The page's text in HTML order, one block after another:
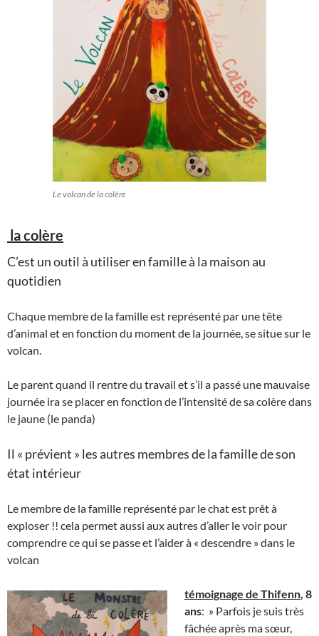
Le volcan de la colère
la colère
C’est un outil à utiliser en famille à la maison au
quotidien
Chaque membre de la famille est représenté par une tête
d’animal et en fonction du moment de la journée, se situe sur le
volcan.
Le parent quand il rentre du travail et s’il a passé une mauvaise
journée ira se placer en fonction de l’intensité de sa colère dans
le jaune (le panda)
Il « prévient » les autres membres de la famille de son
état intérieur
Le membre de la famille représenté par le chat est prêt à
exploser !! cela permet aussi aux autres d’aller le voir pour
comprendre ce qui se passe et l’aider à « descendre » dans le
volcan
témoignage de Thifenn, 8
ans: » Parfois je suis très
fâchée après ma sœur,